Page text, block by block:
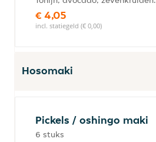
€ 4,05
incl. statiegeld (€ 0,00)
Hosomaki
Pickels / oshingo maki
6 stuks